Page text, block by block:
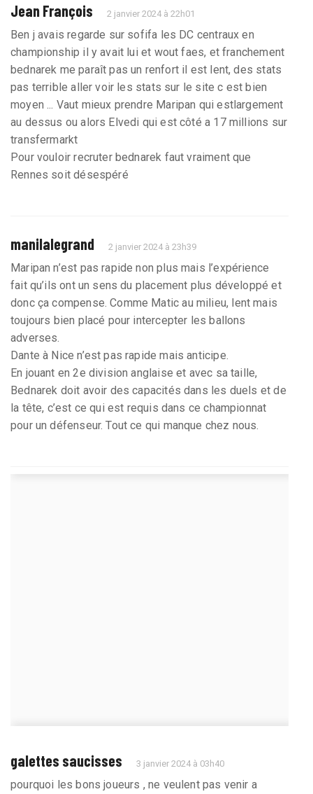
Jean François 2 janvier 2024 à 22h01
Ben j avais regarde sur sofifa les DC centraux en
championship il y avait lui et wout faes, et franchement
bednarek me paraît pas un renfort il est lent, des stats
pas terrible aller voir les stats sur le site c est bien
moyen ... Vaut mieux prendre Maripan qui estlargement
au dessus ou alors Elvedi qui est côté a 17 millions sur
transfermarkt
Pour vouloir recruter bednarek faut vraiment que
Rennes soit désespéré
manilalegrand 2 janvier 2024 à 23h39
Maripan n’est pas rapide non plus mais l’expérience
fait qu’ils ont un sens du placement plus développé et
donc ça compense. Comme Matic au milieu, lent mais
toujours bien placé pour intercepter les ballons
adverses.
Dante à Nice n’est pas rapide mais anticipe.
En jouant en 2e division anglaise et avec sa taille,
Bednarek doit avoir des capacités dans les duels et de
la tête, c’est ce qui est requis dans ce championnat
pour un défenseur. Tout ce qui manque chez nous.
galettes saucisses 3 janvier 2024 à 03h40
pourquoi les bons joueurs , ne veulent pas venir a